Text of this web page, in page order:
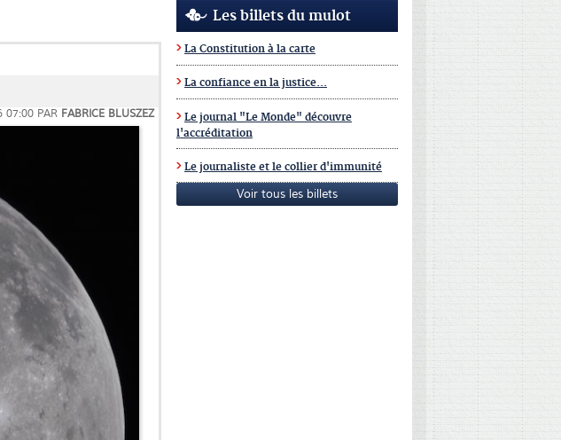
07:00 PAR FABRICE BLUSZEZ
Les billets du mulot
La Constitution à la carte
La confiance en la justice...
Le journal "Le Monde" découvre
l'accréditation
Le journaliste et le collier d'immunité
Voir tous les billets